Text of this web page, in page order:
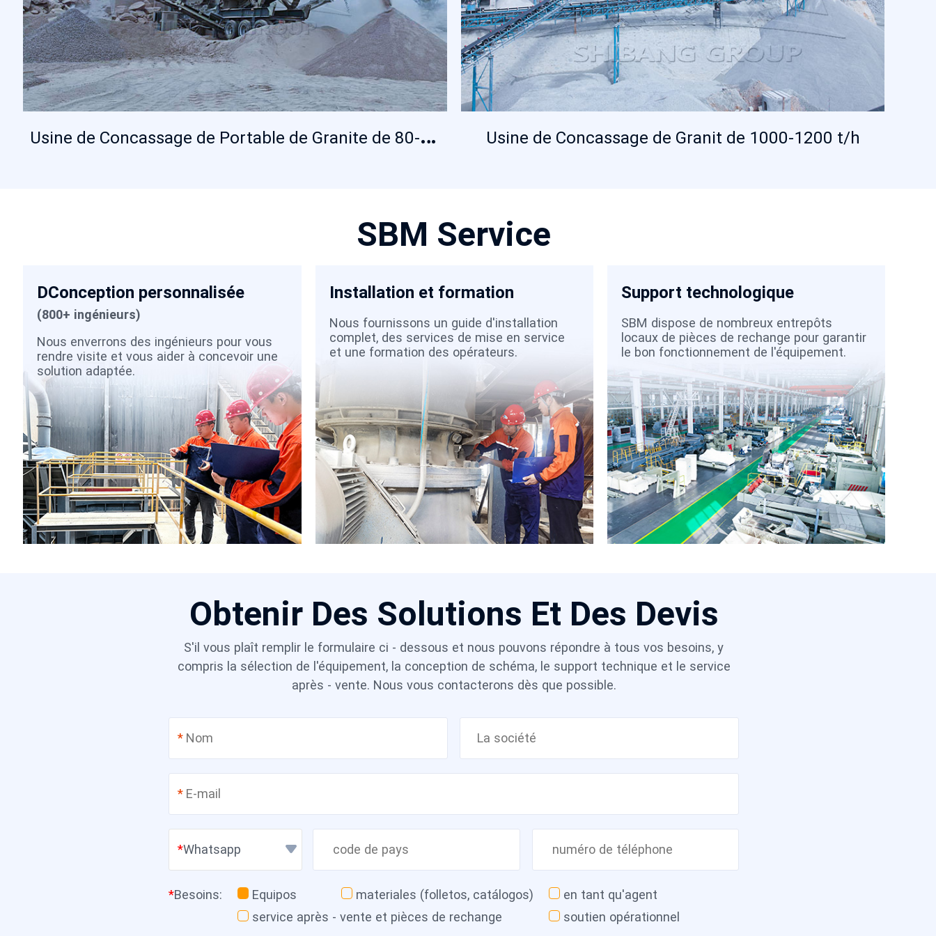
U
sine de Concassage de Portable de Granite de 80-100 t/h Usine de Concassage de Granit de 1000-1200 t/h
SBM Service
DConception personnalisée
(800+ ingénieurs)
Nous enverrons des ingénieurs pour vous
rendre visite et vous aider à concevoir une
solution adaptée.
Installation et formation
Nous fournissons un guide d'installation
complet, des services de mise en service
et une formation des opérateurs.
Support technologique
SBM dispose de nombreux entrepôts
locaux de pièces de rechange pour garantir
le bon fonctionnement de l'équipement.
Obtenir Des Solutions Et Des Devis
S'il vous plaît remplir le formulaire ci - dessous et nous pouvons répondre à tous vos besoins, y
compris la sélection de l'équipement, la conception de schéma, le support technique et le service
après - vente. Nous vous contacterons dès que possible.
*
*
Whatsapp
*Besoins: Equipos materiales (folletos, catálogos)
en tant qu'agent
service après - vente et pièces de rechange
soutien opérationnel